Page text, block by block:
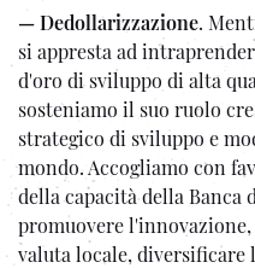
— Dedollarizzazione.
si appresta ad
d'oro di sviluppo di alta
sosteniamo il suo ruolo
strategico di sviluppo e
mondo. Accogliamo con
della capacità della
promuovere
valuta locale,